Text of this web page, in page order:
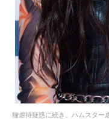
猫虐待疑惑に続き、ハムスター